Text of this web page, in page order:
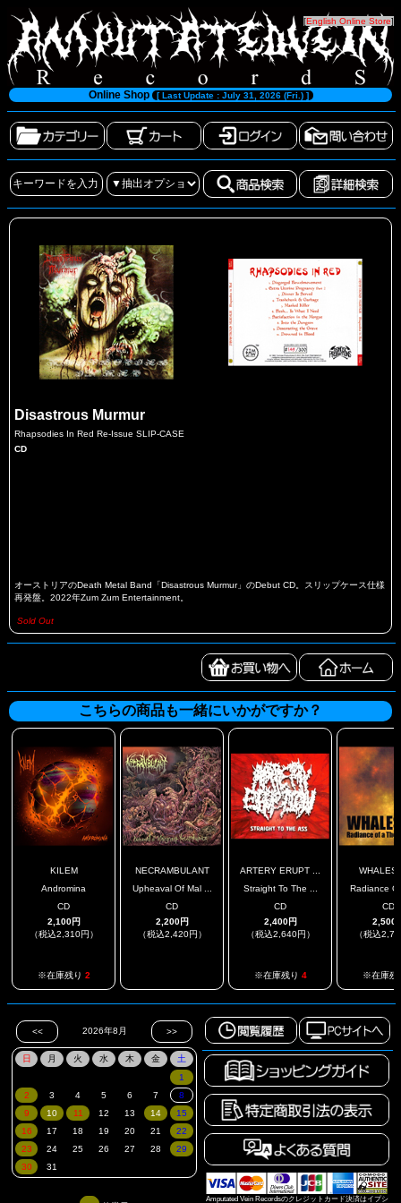
[English Online Store]
Online Shop [ Last Update : July 31, 2026 (Fri.) ]
Disastrous Murmur
Rhapsodies In Red Re-Issue SLIP-CASE
CD
オーストリアのDeath Metal Band「Disastrous Murmur」のDebut CD。スリップケース仕様
再発盤。2022年Zum Zum Entertainment。
Sold Out
こちらの商品も一緒にいかがですか？
KILEM
Andromina
CD
2,100円
（税込2,310円）
※在庫残り 2
NECRAMBULANT
Upheaval Of Mal ...
CD
2,200円
（税込2,420円）
ARTERY ERUPT ...
Straight To The ...
CD
2,400円
（税込2,640円）
※在庫残り 4
Radiance
CD
2,500
（税込
※在庫残
Amputated Vein Recordsのクレジットカード決済はイプシ